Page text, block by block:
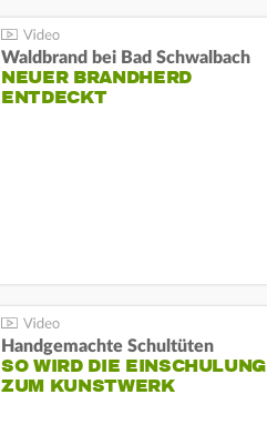
Waldbrand bei Bad Schwalbach
NEUER BRANDHERD
ENTDECKT
Handgemachte Schultüten
SO WIRD DIE EINSCHULUNG
ZUM KUNSTWERK